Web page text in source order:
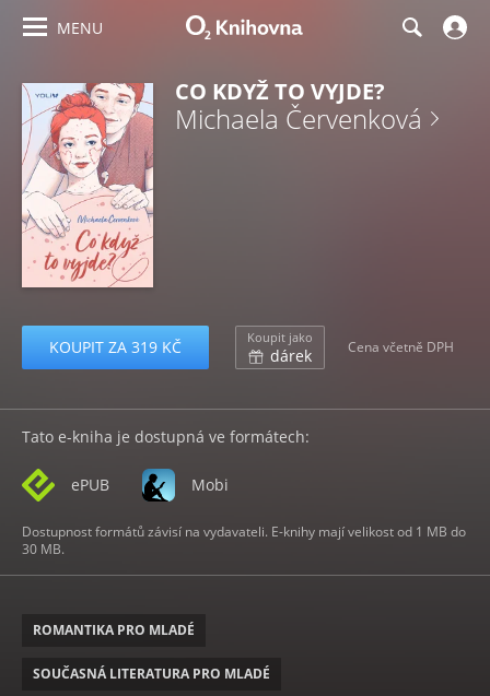
MENU
CO KDYŽ TO VYJDE?
Michaela Červenková
KOUPIT ZA 319 KČ Koupit jako
dárek Cena včetně DPH
Tato e-kniha je dostupná ve formátech:
ePUB Mobi
Dostupnost formátů závisí na vydavateli. E-knihy mají velikost od 1 MB do
30 MB.
ROMANTIKA PRO MLADÉ
SOUČASNÁ LITERATURA PRO MLADÉ